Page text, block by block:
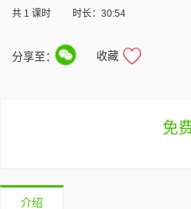
共 1 课时 时长：30:54
分享至： 收藏
免
介绍